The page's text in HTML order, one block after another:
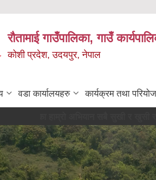
रौतामाई गाउँपालिका, गाउँ
कोशी प्रदेश, उदयपुर, नेपाल
वडा कार्यालयहरु कार्यक्रम तथा
सबै सुखी र खुसी रहौं यहि हाम्रो पहिचान"